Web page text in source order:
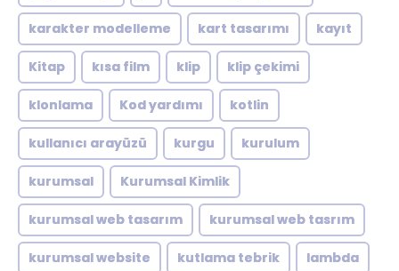
karakter modelleme kart tasarımı kayıt
Kitap kısa film klip klip çekimi
klonlama Kod yardımı kotlin
kullanıcı arayüzü kurgu kurulum
kurumsal Kurumsal Kimlik
kurumsal web tasarım kurumsal web tasrım
kurumsal website kutlama tebrik lambda